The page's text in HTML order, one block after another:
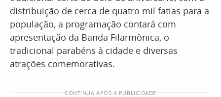
distribuição de cerca de quatro mil fatias para a
população, a programação contará com
apresentação da Banda Filarmônica, o
tradicional parabéns à cidade e diversas
atrações comemorativas.
CONTINUA APÓS A PUBLICIDADE